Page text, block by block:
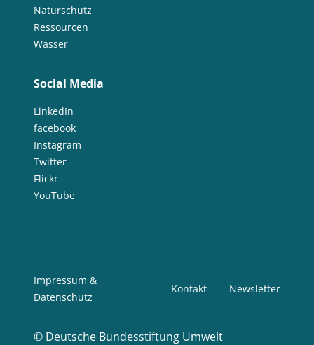
Naturschutz
Ressourcen
Wasser
Social Media
LinkedIn
facebook
Instagram
Twitter
Flickr
YouTube
© Deutsche Bundesstiftung Umwelt
Impressum &
Datenschutz
Kontakt Newsletter